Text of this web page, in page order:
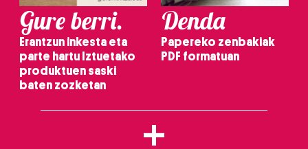
Gure berri.
Erantzun inkesta eta
parte hartu Iztuetako
produktuen saski
baten zozketan
Denda
Papereko zenbakiak
PDF formatuan
+